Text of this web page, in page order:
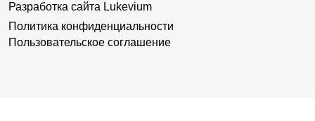
Разработка сайта Lukevium
Политика конфиденциальности
Пользовательское соглашение